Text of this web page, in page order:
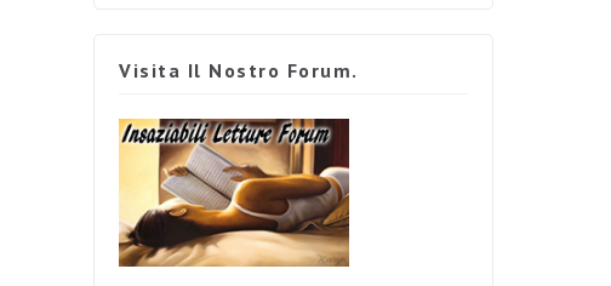
Visita Il Nostro Forum.